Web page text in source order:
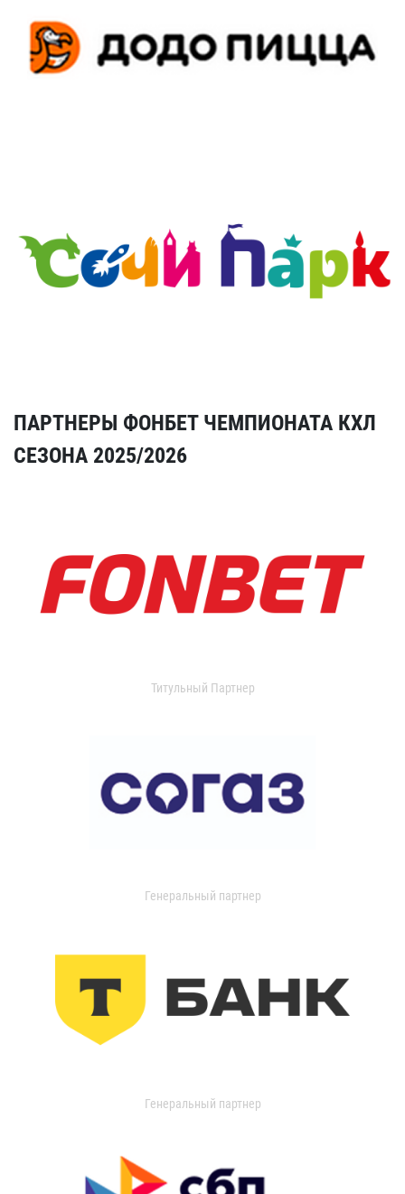
ПАРТНЕРЫ ФОНБЕТ ЧЕМПИОНАТА КХЛ
СЕЗОНА 2025/2026
Титульный Партнер
Генеральный партнер
Генеральный партнер